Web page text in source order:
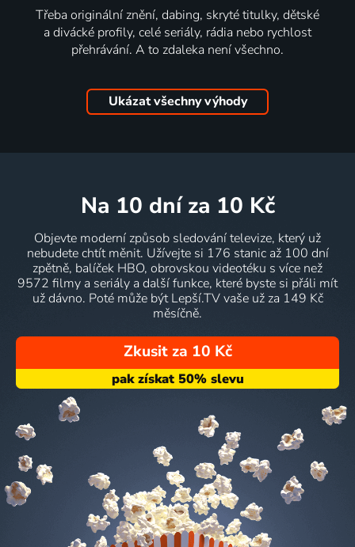
Třeba originální znění, dabing, skryté titulky, dětské
a divácké profily, celé seriály, rádia nebo rychlost
přehrávání. A to zdaleka není všechno.
Ukázat všechny výhody
na 10 dní za 10 Kč
Objevte moderní způsob sledování televize, který už
nebudete chtít měnit. Užívejte si 176 stanic až 100 dní
zpětně, balíček HBO, obrovskou videotéku s více než
9572 filmy a seriály a další funkce, které byste si přáli mít
už dávno. Poté může být Lepší.TV vaše už za 149 Kč
měsíčně.
Zkusit za 10 Kč